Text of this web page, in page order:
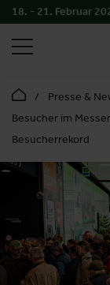
18. - 21. Februar
Presse &
Besucher im
Besucherrekord